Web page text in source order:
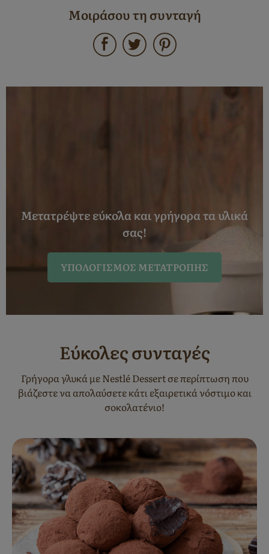
Μοιράσου τη συνταγή
Μετατρέψτε εύκολα και γρήγορα τα υλικά
σας!
ΥΠΟΛΟΓΙΣΜΌΣ ΜΕΤΑΤΡΟΠΉΣ
Εύκολες συνταγές
Γρήγορα γλυκά με Nestlé Dessert σε περίπτωση που
βιάζεστε να απολαύσετε κάτι εξαιρετικά νόστιμο και
σοκολατένιο!